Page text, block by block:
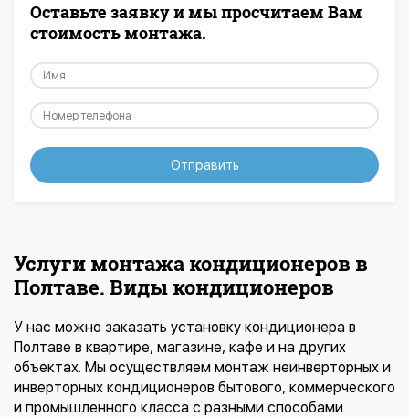
Оставьте заявку и мы просчитаем Вам
стоимость монтажа.
Отправить
Услуги монтажа кондиционеров в
Полтаве. Виды кондиционеров
У нас можно заказать установку кондиционера в
Полтаве в квартире, магазине, кафе и на других
объектах. Мы осуществляем монтаж неинверторных и
инверторных кондиционеров бытового, коммерческого
и промышленного класса с разными способами